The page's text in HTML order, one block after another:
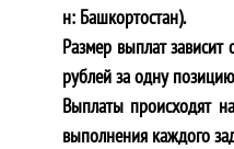
н: Башкортостан).
Размер выплат
рублей за одну
Выплаты происходят
выполнения каждого